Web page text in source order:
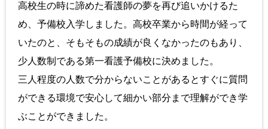
高校生の時に諦めた看護師の夢を再び追いかけるた
め、予備校入学しました。高校卒業から時間が経って
いたのと、そもそもの成績が良くなかったのもあり、
少人数制である第一看護予備校に決めました。
三人程度の人数で分からないことがあるとすぐに質問
ができる環境で安心して細かい部分まで理解ができ学
ぶことができました。